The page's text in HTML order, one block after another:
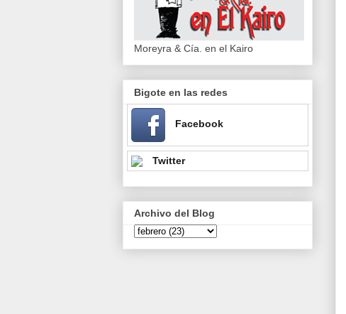
Moreyra & Cía. en el Kairo
Bigote en las redes
Facebook
Twitter
Archivo del Blog